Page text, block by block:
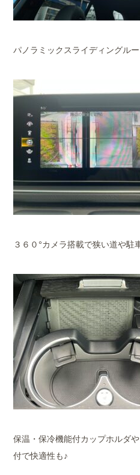
パノラミックスライディングル
３６０°カメラ搭載で狭い道や駐
保温・保冷機能付カップホルダ
付で快適性も♪